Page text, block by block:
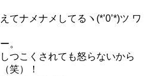
てナメナメしてるヽ(*’0’*)ツ ワ
。
つこくされても怒らないから
笑）！